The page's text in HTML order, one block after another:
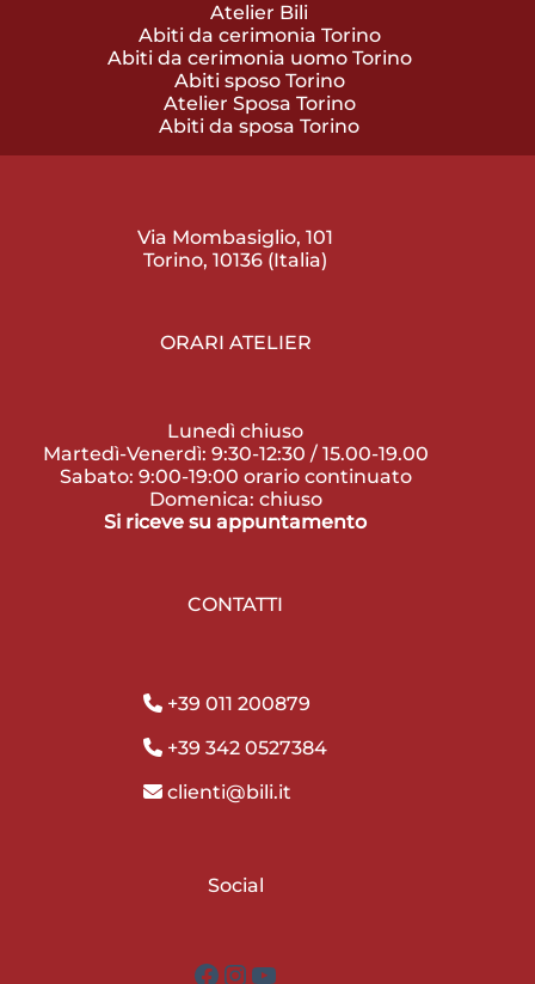
Atelier Bili
Abiti da cerimonia Torino
Abiti da cerimonia uomo Torino
Abiti sposo Torino
Atelier Sposa Torino
Abiti da sposa Torino
Via Mombasiglio, 101
Torino, 10136 (Italia)
ORARI ATELIER
Lunedì chiuso
Martedì-Venerdì: 9:30-12:30 / 15.00-19.00
Sabato: 9:00-19:00 orario continuato
Domenica: chiuso
Si riceve su appuntamento
CONTATTI
+39 011 200879
+39 342 0527384
clienti@bili.it
Social
Facebook
Instagram
YouTube